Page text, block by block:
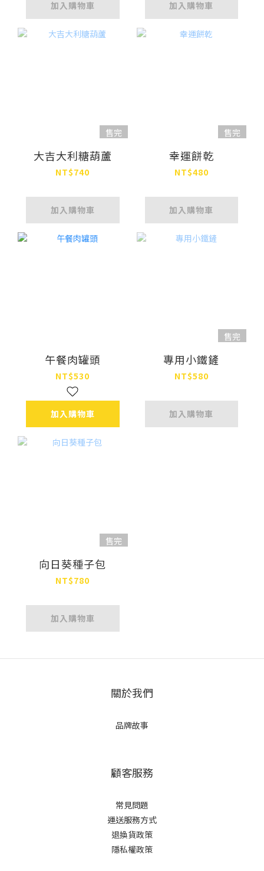
加入購物車 加入購物車
售完
大吉大利糖葫蘆
NT$740
加入購物車
售完
幸運餅乾
NT$480
加入購物車
午餐肉罐頭
NT$530
加入購物車
售完
專用小鐵鏟
NT$580
加入購物車
售完
向日葵種子包
NT$780
加入購物車
關於我們
品牌故事
顧客服務
常見問題
運送服務方式
退換貨政策
隱私權政策